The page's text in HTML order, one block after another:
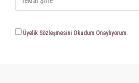
Üyelik Sözleşmesini Okudum Onaylıyorum.